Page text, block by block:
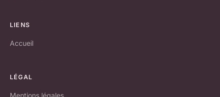
LIENS
Accueil
LÉGAL
Mentions légales